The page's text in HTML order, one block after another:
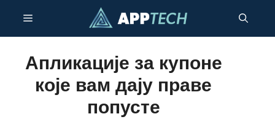
садржај
Мени
Апликације за купоне
које вам дају праве
попусте